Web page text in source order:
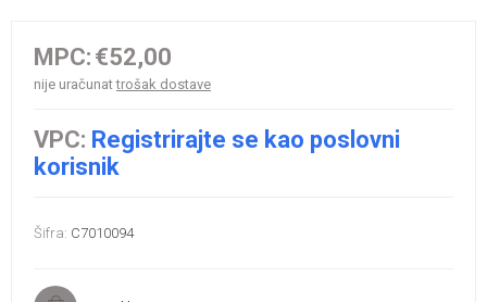
MPC: €52,00
nije uračunattrošak dostave
VPC: Registrirajte se kao poslovni
korisnik
Šifra: C7010094